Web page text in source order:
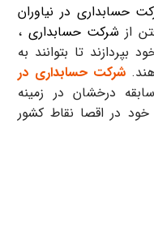
حسابداری در نیاوران
از شرکت حسابداری ،
تا بتوانند به
شرکت حسابداری در
۲۵ سال سابقه درخشان در زمینه
در اقصا نقاط کشور